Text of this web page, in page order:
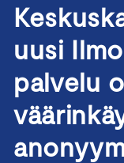
uusi
palvelu